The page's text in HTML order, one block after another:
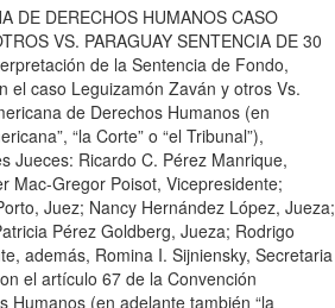
DE DERECHOS HUMANOS CASO
VS. PARAGUAY SENTENCIA DE 30
de la Sentencia de Fondo,
el caso Leguizamón Zaván y otros Vs.
de Derechos Humanos (en
“la Corte” o “el Tribunal”),
Jueces: Ricardo C. Pérez Manrique,
Mac-Gregor Poisot, Vicepresidente;
Juez; Nancy Hernández López, Jueza;
Pérez Goldberg, Jueza; Rodrigo
además, Romina I. Sijniensky, Secretaria
el artículo 67 de la Convención
Humanos (en adelante también “la